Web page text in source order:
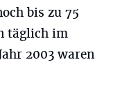
bis zu 75
täglich im
2003 waren